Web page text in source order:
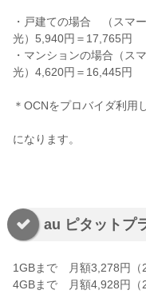
・戸建ての場合 （スマ
光）5,940円＝17,765円
・マンションの場合（ス
光）4,620円＝16,445円
＊OCNをプロバイダ利用
になります。
au ピタットプ
1GBまで 月額3,278円（2
4GBまで 月額4,928円（2